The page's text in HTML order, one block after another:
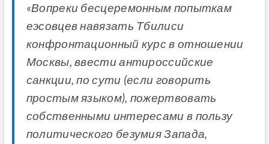
«Вопреки бесцеремонным попыткам
еэсовцев навязать Тбилиси
конфронтационный курс в отношении
Москвы, ввести антироссийские
санкции, по сути (если говорить
простым языком), пожертвовать
собственными интересами в пользу
политического безумия Запада,